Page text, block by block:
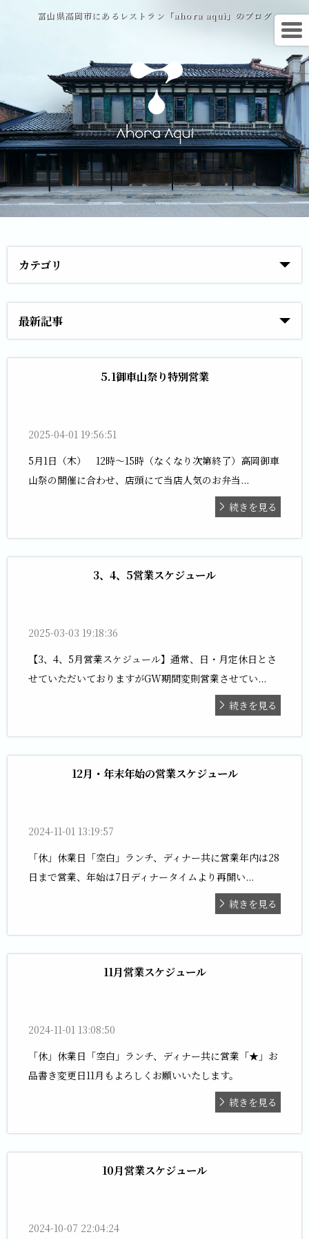
富山県高岡市にあるレストラン「ahora aqui」のブログ
カテゴリ
最新記事
5.1御車山祭り特別営業
2025-04-01 19:56:51
5月1日（木） 12時〜15時（なくなり次第終了）高岡御車
山祭の開催に合わせ、店頭にて当店人気のお弁当...
続きを見る
3、4、5営業スケジュール
2025-03-03 19:18:36
【3、4、5月営業スケジュール】通常、日・月定休日とさ
せていただいておりますがGW期間変則営業させてい...
続きを見る
12月・年末年始の営業スケジュール
2024-11-01 13:19:57
「休」休業日「空白」ランチ、ディナー共に営業年内は28
日まで営業、年始は7日ディナータイムより再開い...
続きを見る
11月営業スケジュール
2024-11-01 13:08:50
「休」休業日「空白」ランチ、ディナー共に営業「★」お
品書き変更日11月もよろしくお願いいたします。
続きを見る
10月営業スケジュール
2024-10-07 22:04:24